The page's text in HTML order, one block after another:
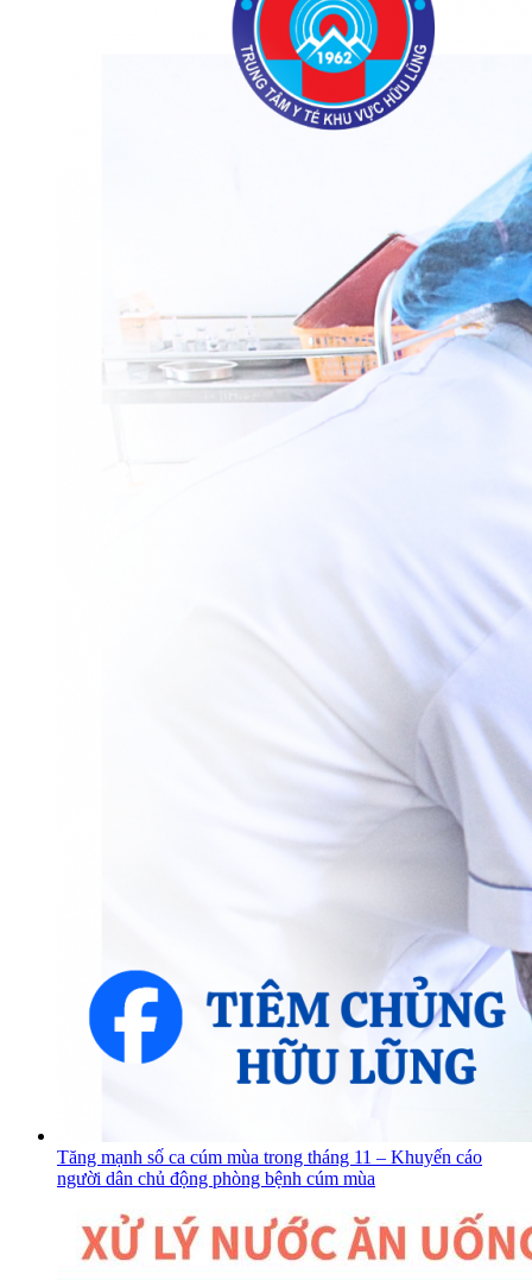
Tăng mạnh số ca cúm mùa trong tháng 11 – Khuyến cáo
người dân chủ động phòng bệnh cúm mùa